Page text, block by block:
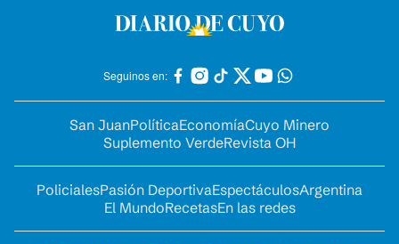
Seguinos en:
San JuanPolíticaEconomíaCuyo Minero
Suplemento VerdeRevista OH
PolicialesPasión DeportivaEspectáculosArgentina
El MundoRecetasEn las redes